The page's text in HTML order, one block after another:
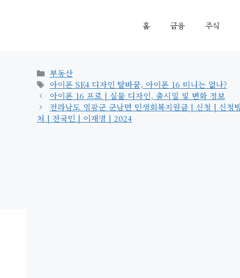
홈 금융 주식
카
테
고
리
부동산
태
그
아이폰 SE4 디자인 탈바꿈, 아이폰 16 미니는 없나?
아이폰 16 프로 | 실물 디자인, 출시일 및 변화 정보
전라남도 영광군 군남면 민생회복지원금 | 신청 | 신청
처 | 전국민 | 이재명 | 2024